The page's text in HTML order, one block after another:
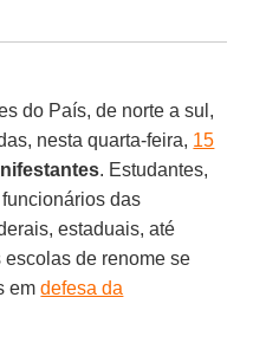
do País, de norte a sul,
nesta quarta-feira, 15
. Estudantes,
das
estaduais, até
de renome se
emdefesa da